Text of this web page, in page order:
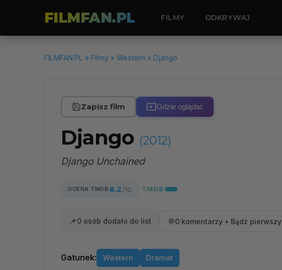
FILMFAN.PL FILMY ODKRYWAJ
FILMFAN.PL » Filmy » Western » Django
Zapisz film Gdzie oglądać
Django (2012)
Django Unchained
OCENA TMDB 8.2 /10
📌0 osób dodało do list 💬0 komentarzy • Bądź pierwszy
Gatunek: Western Dramat